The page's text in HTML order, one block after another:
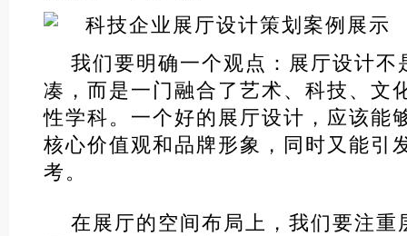
我们要明确一个观点：展厅设计不
凑，而是一门融合了艺术、科技、文
性学科。一个好的展厅设计，应该能
核心价值观和品牌形象，同时又能引
考。
在展厅的空间布局上，我们要注重